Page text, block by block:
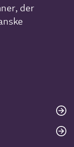
der